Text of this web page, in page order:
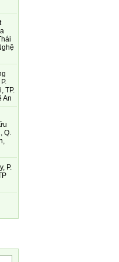
TP.
An
Q.
P.